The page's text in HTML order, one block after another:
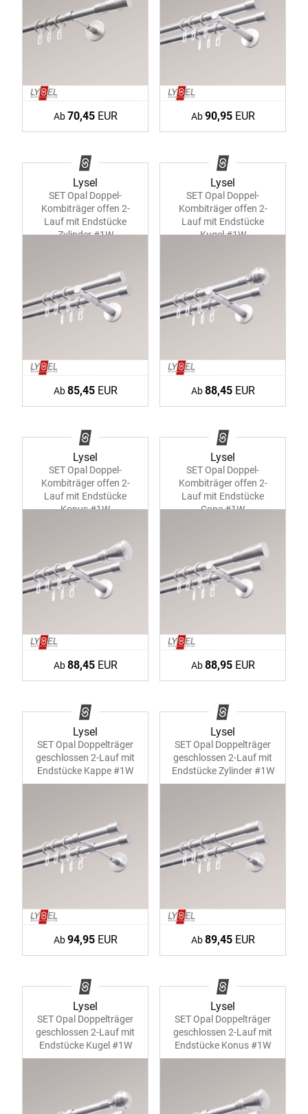
Ab70,45EUR Ab90,95EUR
Lysel
SET Opal Doppel-
Kombiträger offen 2-
Lauf mit Endstücke
Zylinder #1W
Ab85,45EUR
Lysel
SET Opal Doppel-
Kombiträger offen 2-
Lauf mit Endstücke
Kugel #1W
Ab88,45EUR
Lysel
SET Opal Doppel-
Kombiträger offen 2-
Lauf mit Endstücke
Konus #1W
Ab88,45EUR
Lysel
SET Opal Doppel-
Kombiträger offen 2-
Lauf mit Endstücke
Cone #1W
Ab88,95EUR
Lysel
SET Opal Doppelträger
geschlossen 2-Lauf mit
Endstücke Kappe #1W
Ab94,95EUR
Lysel
SET Opal Doppelträger
geschlossen 2-Lauf mit
Endstücke Zylinder #1W
Ab89,45EUR
Lysel
SET Opal Doppelträger
geschlossen 2-Lauf mit
Endstücke Kugel #1W
Lysel
SET Opal Doppelträger
geschlossen 2-Lauf mit
Endstücke Konus #1W